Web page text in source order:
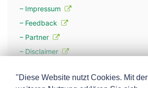
– Impressum
– Feedback
– Partner
– Disclaimer
"Diese Website nutzt Cookies. Mit der